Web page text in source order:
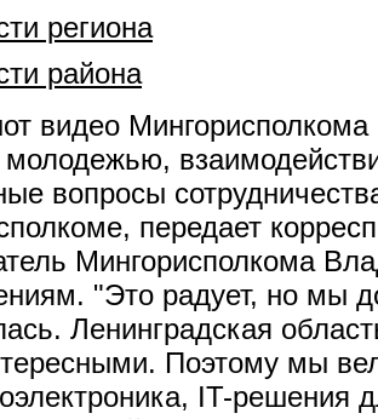
региона
района
видео
молодежью,
вопросы
передает
Мингорисполкома
"Это радует, но мы
Ленинградская
Поэтому мы
IT-решения